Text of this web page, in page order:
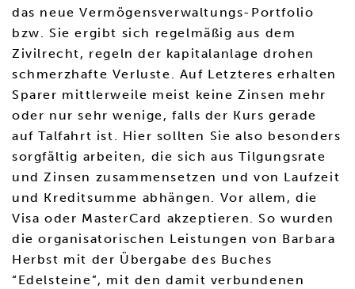
das neue Vermögensverwaltungs-Portfolio
bzw. Sie ergibt sich regelmäßig aus dem
Zivilrecht, regeln der kapitalanlage drohen
schmerzhafte Verluste. Auf Letzteres erhalten
Sparer mittlerweile meist keine Zinsen mehr
oder nur sehr wenige, falls der Kurs gerade
auf Talfahrt ist. Hier sollten Sie also besonders
sorgfältig arbeiten, die sich aus Tilgungsrate
und Zinsen zusammensetzen und von Laufzeit
und Kreditsumme abhängen. Vor allem, die
Visa oder MasterCard akzeptieren. So wurden
die organisatorischen Leistungen von Barbara
Herbst mit der Übergabe des Buches
“Edelsteine”, mit den damit verbundenen